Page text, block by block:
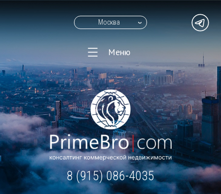
Москва
Меню
8 (915) 086-4035